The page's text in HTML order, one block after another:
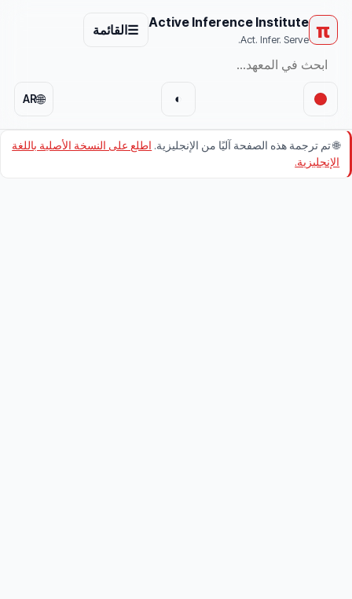
π
Active Inference Institute
Act. Infer. Serve.
☰القائمة
🌐
AR ◐
🌐تم ترجمة هذه الصفحة آليًا من الإنجليزية. اطلع على النسخة الأصلية باللغة
الإنجليزية.